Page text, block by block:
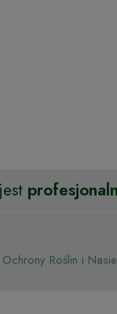
Roślin i